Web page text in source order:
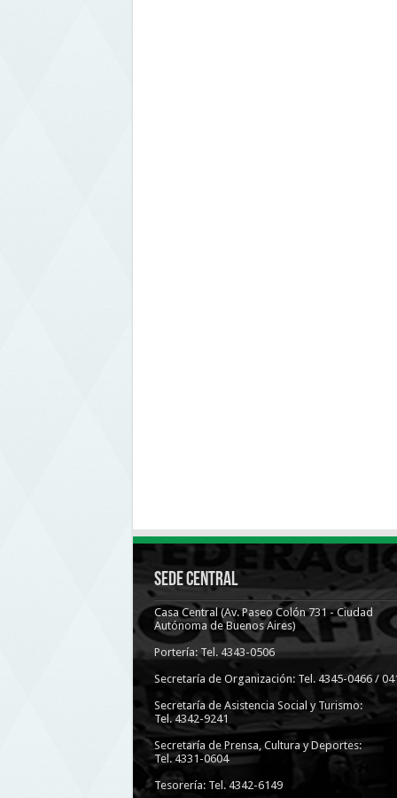
Sede Central
Casa Central (Av. Paseo Colón 731 - Ciudad
Autónoma de Buenos Aires)
Portería: Tel. 4343-0506
Secretaría de Organización: Tel. 4345-0466 /
Secretaría de Asistencia Social y Turismo:
Tel. 4342-9241
Secretaría de Prensa, Cultura y Deportes:
Tel. 4331-0604
Tesorería: Tel. 4342-6149